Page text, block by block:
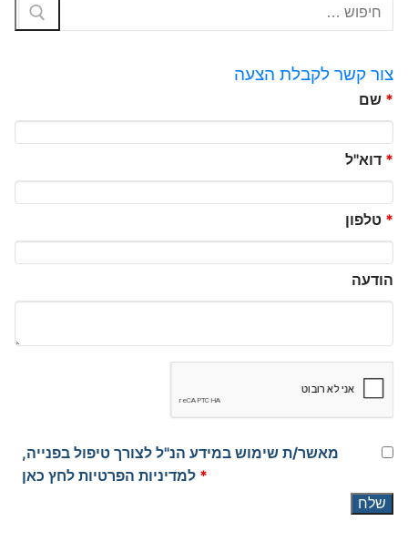
צור קשר לקבלת הצעה
הודעה
מאשר/ת שימוש במידע הנ"ל לצורך טיפול בפנייה,